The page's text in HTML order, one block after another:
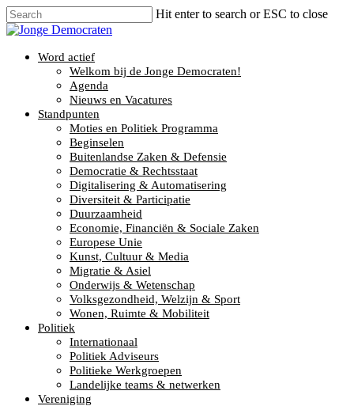
Hit enter to search or ESC to close
Word actief
Welkom bij de Jonge Democraten!
Agenda
Nieuws en Vacatures
Standpunten
Moties en Politiek Programma
Beginselen
Buitenlandse Zaken & Defensie
Democratie & Rechtsstaat
Digitalisering & Automatisering
Diversiteit & Participatie
Duurzaamheid
Economie, Financiën & Sociale Zaken
Europese Unie
Kunst, Cultuur & Media
Migratie & Asiel
Onderwijs & Wetenschap
Volksgezondheid, Welzijn & Sport
Wonen, Ruimte & Mobiliteit
Politiek
Internationaal
Politiek Adviseurs
Politieke Werkgroepen
Landelijke teams & netwerken
Vereniging